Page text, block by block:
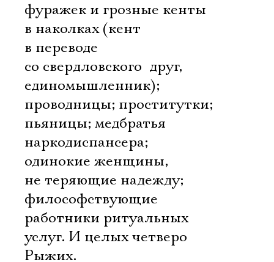
фуражек и грозные кенты
в наколках (кент
в переводе
со свердловского  друг,
единомышленник);
проводницы; проститутки;
пьяницы; медбратья
наркодиспансера;
одинокие женщины,
не теряющие надежду;
философствующие
работники ритуальных
услуг. И целых четверо
Рыжих.